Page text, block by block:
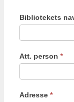
Bibliotekets
Att. person *
Adresse *